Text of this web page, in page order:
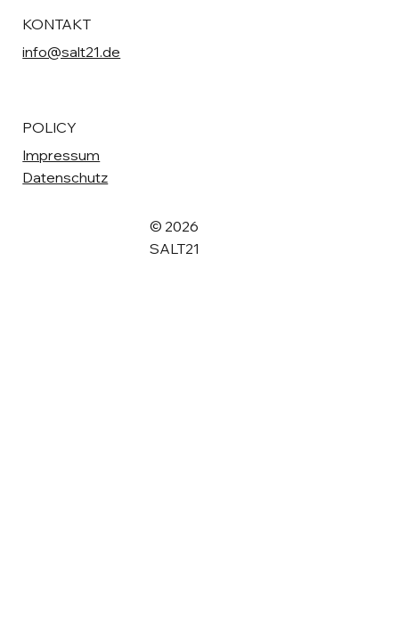
KONTAKT
info@salt21.de
POLICY
Impressum
Datenschutz
© 2026
SALT21